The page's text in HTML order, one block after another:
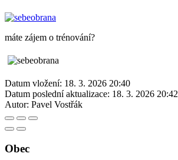
máte zájem o trénování?
Datum vložení: 18. 3. 2026 20:40
Datum poslední aktualizace: 18. 3. 2026 20:42
Autor: Pavel Vostřák
Obec